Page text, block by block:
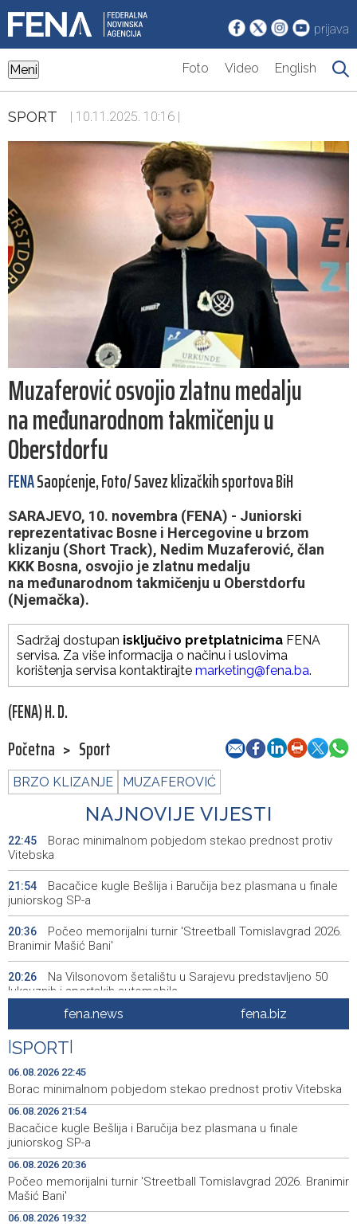
prijava
Meni Foto Video English
SPORT | 10.11.2025. 10:16 |
Muzaferović osvojio zlatnu medalju
na međunarodnom takmičenju u
Oberstdorfu
FENASaopćenje, Foto/ Savez klizačkih sportova BiH
SARAJEVO, 10. novembra (FENA) - Juniorski
reprezentativac Bosne i Hercegovine u brzom
klizanju (Short Track), Nedim Muzaferović, član
KKK Bosna, osvojio je zlatnu medalju
na međunarodnom takmičenju u Oberstdorfu
(Njemačka).
Sadržaj dostupan isključivo pretplatnicima FENA
servisa. Za više informacija o načinu i uslovima
korištenja servisa kontaktirajte marketing@fena.ba.
(FENA) H. D.
Početna > Sport
BRZO KLIZANJE MUZAFEROVIĆ
NAJNOVIJE VIJESTI
22:45
Borac minimalnom pobjedom stekao prednost protiv
Vitebska
21:54
Bacačice kugle Bešlija i Baručija bez plasmana u finale
juniorskog SP-a
20:36
Počeo memorijalni turnir 'Streetball Tomislavgrad 2026.
Branimir Mašić Bani'
20:26
Na Vilsonovom šetalištu u Sarajevu predstavljeno 50
luksuznih i sportskih automobila
Announcement of events for Friday, 7 August 2026
19:55
Drugi Festival bakri okupio mještane i posjetitelje kod
Livna
Novi Travnik receives first direct EU funding for UNESCO
heritage project
19:33
Crishock: OHR maintains an open dialogue with all
political stakeholders in BiH
19:32
Velika nagrada Britanije ostaje u MotoGP kalendaru do
2028. godine
fena.news fena.biz
SPORT
06.08.2026 22:45
Borac minimalnom pobjedom stekao prednost protiv Vitebska
06.08.2026 21:54
Bacačice kugle Bešlija i Baručija bez plasmana u finale
juniorskog SP-a
06.08.2026 20:36
Počeo memorijalni turnir 'Streetball Tomislavgrad 2026. Branimir
Mašić Bani'
06.08.2026 19:32